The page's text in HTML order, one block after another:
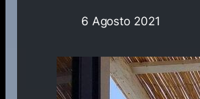
6 Agosto 2021